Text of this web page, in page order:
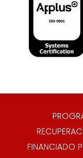
FINANCIADO